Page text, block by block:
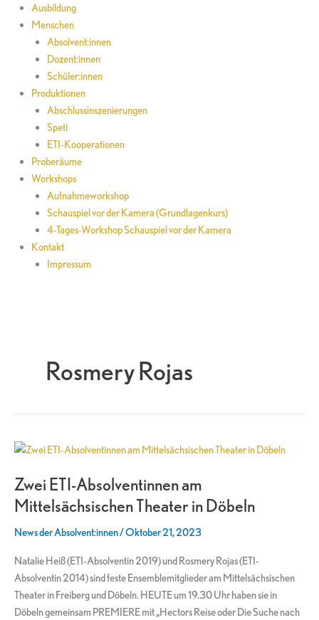
Ausbildung
Menschen
Absolvent:innen
Dozent:innen
Schüler:innen
Produktionen
Abschlussinszenierungen
Speti
ETI-Kooperationen
Proberäume
Workshops
Aufnahmeworkshop
Schauspiel vor der Kamera (Grundlagenkurs)
4-Tages-Workshop Schauspiel vor der Kamera
Kontakt
Impressum
Rosmery Rojas
Zwei ETI-Absolventinnen am
Mittelsächsischen Theater in Döbeln
News der Absolvent:innen/Oktober 21, 2023
Natalie Heiß (ETI-Absolventin 2019) und Rosmery Rojas (ETI-
Absolventin 2014) sind feste Ensemblemitglieder am Mittelsächsischen
Theater in Freiberg und Döbeln. HEUTE um 19.30 Uhr haben sie in
Döbeln gemeinsam PREMIERE mit „Hectors Reise oder Die Suche nach
Zwei
Absolventinnen
am
Mittelsächsischen
Theater
Döbeln